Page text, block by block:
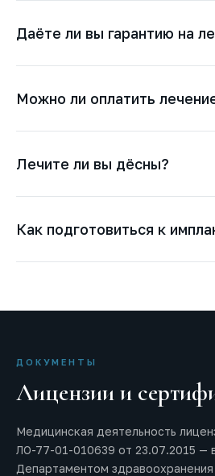
Даёте ли вы гарантию на
Можно ли оплатить
Лечите ли вы дёсны?
Как подготовиться к
ДОКУМЕНТЫ
Лицензии и
Медицинская деятельность
ЛО-77-01-010639 от 23.07.2015 —
Департаментом